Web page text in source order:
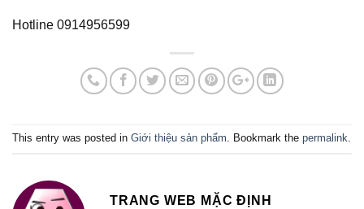
Hotline 0914956599
This entry was posted in Giới thiệu sản phẩm. Bookmark the permalink.
TRANG WEB MẶC ĐỊNH